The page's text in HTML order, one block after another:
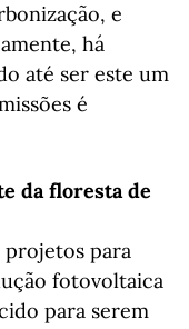
e
há
até ser este um
é
da floresta de
projetos para
fotovoltaica
para serem